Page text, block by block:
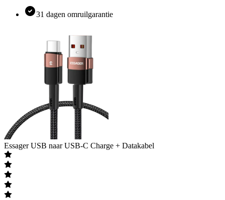
31 dagen omruilgarantie
Essager USB naar USB-C Charge + Datakabel